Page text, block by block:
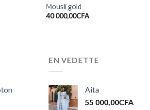
Mousli gold
40 000,00CFA
EN VEDETTE
Aita
55 000,00CFA